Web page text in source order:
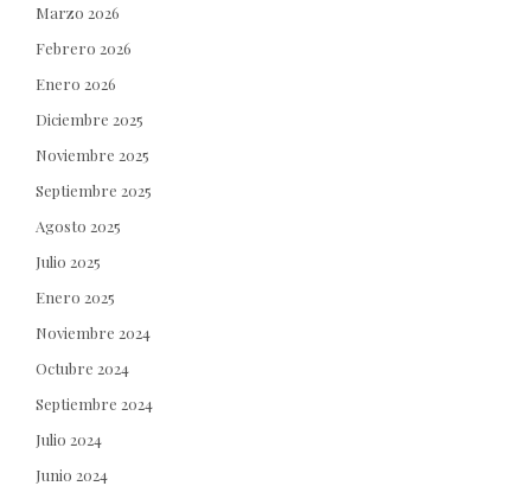
Marzo 2026
Febrero 2026
Enero 2026
Diciembre 2025
Noviembre 2025
Septiembre 2025
Agosto 2025
Julio 2025
Enero 2025
Noviembre 2024
Octubre 2024
Septiembre 2024
Julio 2024
Junio 2024